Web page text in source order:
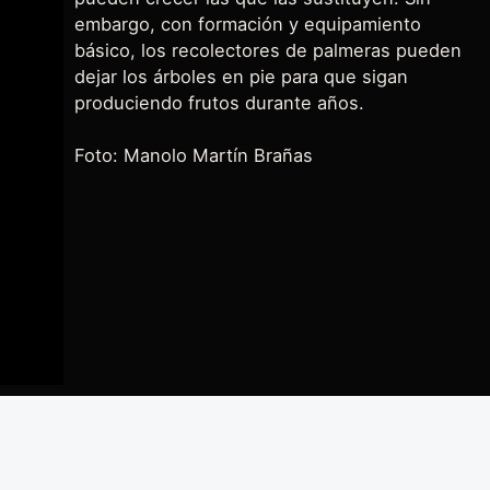
embargo, con formación y equipamiento
básico, los recolectores de palmeras pueden
dejar los árboles en pie para que sigan
produciendo frutos durante años.
Foto: Manolo Martín Brañas